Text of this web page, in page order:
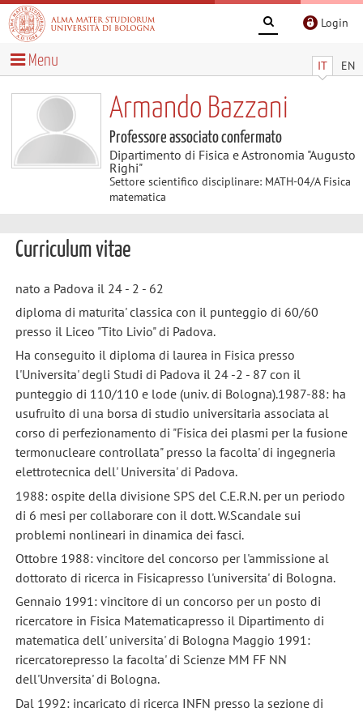
Login
IT EN
Menu
Armando Bazzani
Professore associato confermato
Dipartimento di Fisica e Astronomia "Augusto
Righi"
Settore scientifico disciplinare: MATH-04/A Fisica
matematica
Curriculum vitae
nato a Padova il 24 - 2 - 62
diploma di maturita' classica con il punteggio di 60/60
presso il Liceo "Tito Livio" di Padova.
Ha conseguito il diploma di laurea in Fisica presso
l'Universita' degli Studi di Padova il 24 -2 - 87 con il
punteggio di 110/110 e lode (univ. di Bologna).1987-88: ha
usufruito di una borsa di studio universitaria associata al
corso di perfezionamento di "Fisica dei plasmi per la fusione
termonucleare controllata" presso la facolta' di ingegneria
elettrotecnica dell' Universita' di Padova.
1988: ospite della divisione SPS del C.E.R.N. per un periodo
di 6 mesi per collaborare con il dott. W.Scandale sui
problemi nonlineari in dinamica dei fasci.
Ottobre 1988: vincitore del concorso per l'ammissione al
dottorato di ricerca in Fisicapresso l'universita' di Bologna.
Gennaio 1991: vincitore di un concorso per un posto di
ricercatore in Fisica Matematicapresso il Dipartimento di
matematica dell' universita' di Bologna Maggio 1991:
ricercatorepresso la facolta' di Scienze MM FF NN
dell'Unversita' di Bologna.
Dal 1992: incaricato di ricerca INFN presso la sezione di